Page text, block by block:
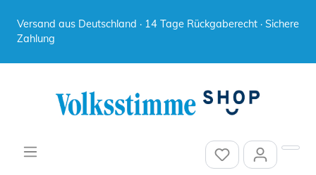
Versand aus Deutschland · 14 Tage Rückgaberecht · Sichere
Zahlung